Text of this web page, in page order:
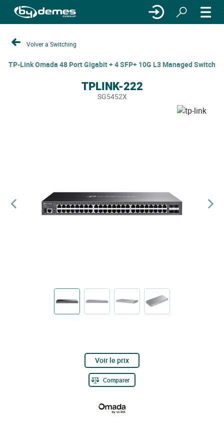
Volver a Switching
TP-Link Omada 48 Port Gigabit + 4 SFP+ 10G L3 Managed Switch
TPLINK-222
SG5452X
Voir le prix
Comparer